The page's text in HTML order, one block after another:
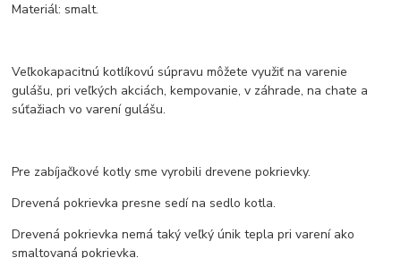
Materiál: smalt.
Veľkokapacitnú kotlíkovú súpravu môžete využiť na varenie
gulášu, pri veľkých akciách, kempovanie, v záhrade, na chate a
súťažiach vo varení gulášu.
Pre zabíjačkové kotly sme vyrobili drevene pokrievky.
Drevená pokrievka presne sedí na sedlo kotla.
Drevená pokrievka nemá taký veľký únik tepla pri varení ako
smaltovaná pokrievka.